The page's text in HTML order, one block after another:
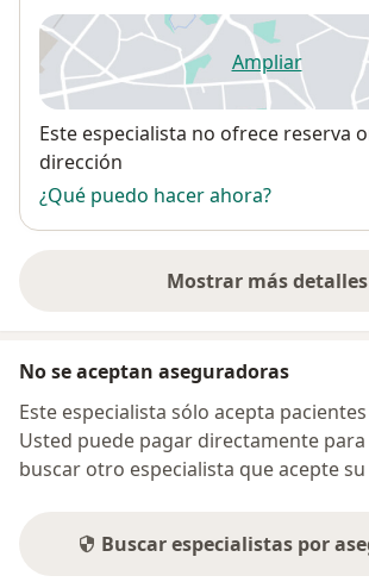
Ampliarse abre en
Disponibilidad
Este especialista no ofrece reserva
dirección
¿Qué puedo hacer ahora?
Mostrar más detalles
sobre la
No se aceptan aseguradoras
Este especialista sólo acepta
Usted puede pagar directamente para
buscar otro especialista que acepte
Buscar especialistas por